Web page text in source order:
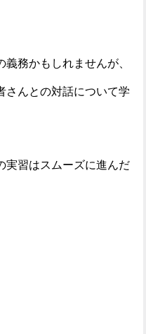
務かもしれませんが、
さんとの対話について学
実習はスムーズに進んだ